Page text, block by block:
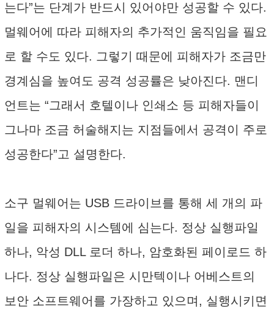
는다”는 단계가 반드시 있어야만 성공할 수 있다.
멀웨어에 따라 피해자의 추가적인 움직임을 필요
로 할 수도 있다. 그렇기 때문에 피해자가 조금만
경계심을 높여도 공격 성공률은 낮아진다. 맨디
언트는 “그래서 호텔이나 인쇄소 등 피해자들이
그나마 조금 허술해지는 지점들에서 공격이 주로
성공한다”고 설명한다.
소구 멀웨어는 USB 드라이브를 통해 세 개의 파
일을 피해자의 시스템에 심는다. 정상 실행파일
하나, 악성 DLL 로더 하나, 암호화된 페이로드 하
나다. 정상 실행파일은 시만텍이나 어베스트의
보안 소프트웨어를 가장하고 있으며, 실행시키면